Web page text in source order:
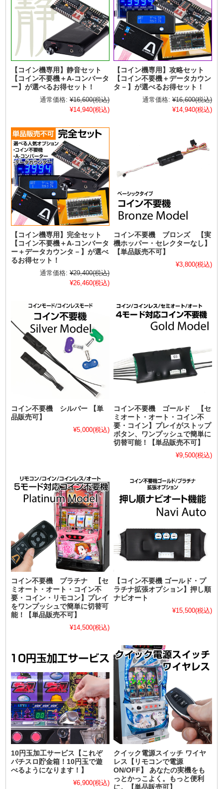
【コイン機専用】静音セット
【コイン不要機＋A-コンバータ
ー】が選べるお得セット！
通常価格: ¥16,600(税込)
¥14,940(税込)
【コイン機専用】攻略セット
【コイン不要機＋データカウン
タ－】が選べるお得セット！
通常価格: ¥16,600(税込)
¥14,940(税込)
【コイン機専用】完全セット
【コイン不要機＋A-コンバータ
ー＋データカウンタ－】が選べ
るお得セット！
通常価格: ¥29,400(税込)
¥26,460(税込)
コイン不要機 ブロンズ 【実
機ホッパー・セレクターなし】
【単品販売不可】
¥3,800(税込)
コイン不要機 シルバー 【単
品販売可】
¥5,000(税込)
コイン不要機 ゴールド 【セ
ミオート・オート・コイン不
要・コイン】プレイがストップ
ボタン、ワンプッシュで簡単に
切替可能！【単品販売不可】
¥9,500(税込)
コイン不要機 プラチナ 【セ
ミオート・オート・コイン不
要・コイン・リモコン】プレイ
をワンプッシュで簡単に切替可
能！【単品販売不可】
¥14,500(税込)
【コイン不要機 ゴールド・プ
ラチナ拡張オプション】押し順
ナビオート
¥15,500(税込)
10円玉加工サービス【これぞ
パチスロ貯金箱！10円玉で遊
べるようになります！】
¥6,900(税込)
クイック電源スイッチ ワイヤ
レス【リモコンで電源
ON/OFF】 あなたの実機をも
っとかっこよく。もっと便利
に。【単品販売可】